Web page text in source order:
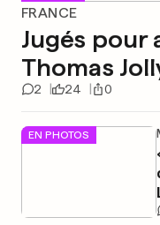
FRANCE
Jugés pour
Thomas
2 24 0
EN PHOTOS